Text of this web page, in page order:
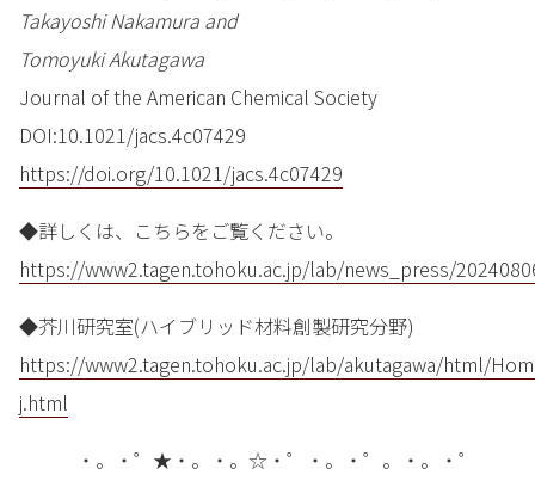
Takayoshi Nakamura and
Tomoyuki Akutagawa
Journal of the American Chemical Society
DOI:10.1021/jacs.4c07429
https://doi.org/10.1021/jacs.4c07429
◆詳しくは、こちらをご覧ください。
https://www2.tagen.tohoku.ac.jp/lab/news_press/
◆芥川研究室(ハイブリッド材料創製研究分野)
https://www2.tagen.tohoku.ac.jp/lab/akutagawa/html/
j.html
・。・゜★・。・。☆・゜・。・゜。・。・゜